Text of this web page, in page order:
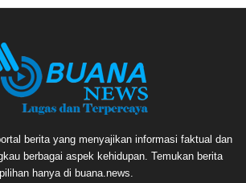
berita yang menyajikan informasi faktual dan
berbagai aspek kehidupan. Temukan berita
pilihan hanya di buana.news.